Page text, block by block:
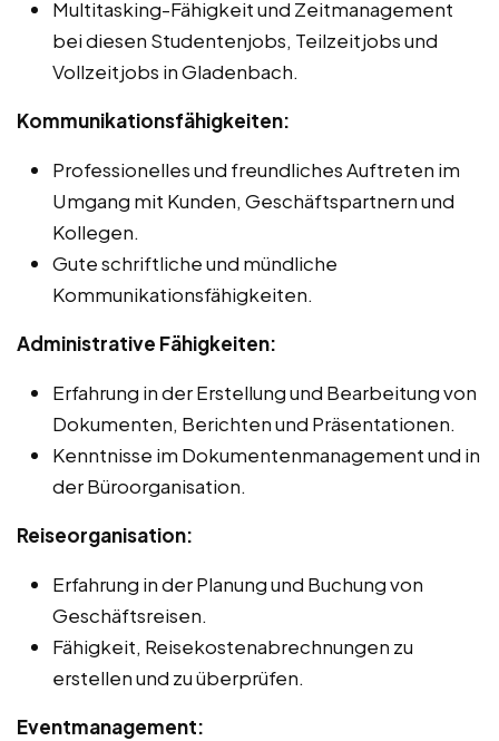
Multitasking-Fähigkeit und Zeitmanagement
bei diesen Studentenjobs, Teilzeitjobs und
Vollzeitjobs in Gladenbach.
Kommunikationsfähigkeiten:
Professionelles und freundliches Auftreten im
Umgang mit Kunden, Geschäftspartnern und
Kollegen.
Gute schriftliche und mündliche
Kommunikationsfähigkeiten.
Administrative Fähigkeiten:
Erfahrung in der Erstellung und Bearbeitung von
Dokumenten, Berichten und Präsentationen.
Kenntnisse im Dokumentenmanagement und in
der Büroorganisation.
Reiseorganisation:
Erfahrung in der Planung und Buchung von
Geschäftsreisen.
Fähigkeit, Reisekostenabrechnungen zu
erstellen und zu überprüfen.
Eventmanagement: